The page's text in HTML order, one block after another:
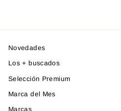
Novedades
Los + buscados
Selección Premium
Marca del Mes
Marcas